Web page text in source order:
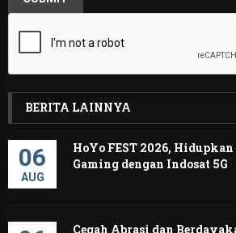
BERITA LAINNYA
06
AUG
HoYo FEST 2026,
Gaming dengan Indosat 5G
Cegah Abrasi dan